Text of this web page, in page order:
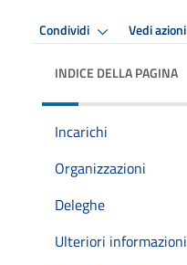
Condividi Vedi azioni
INDICE DELLA PAGINA
Incarichi
Organizzazioni
Deleghe
Ulteriori informazioni